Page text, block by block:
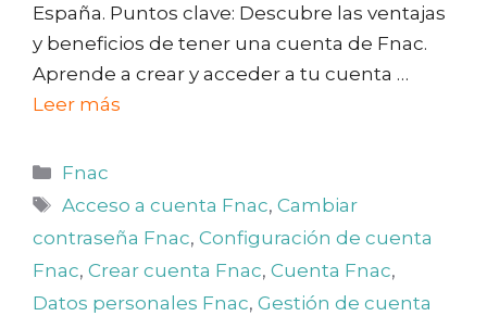
España. Puntos clave: Descubre las ventajas
y beneficios de tener una cuenta de Fnac.
Aprende a crear y acceder a tu cuenta …
Leer más
Categorías
Fnac
Etiquetas
Acceso a cuenta Fnac,Cambiar
contraseña Fnac, Configuración de cuenta
Fnac, Crear cuenta Fnac, Cuenta Fnac,
Datos personales Fnac, Gestión de cuenta